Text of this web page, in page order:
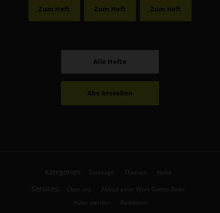
Zum Heft Zum Heft Zum Heft
Alle Hefte
Abo bestellen
Kategorien: Sonntage Themen Hefte
Services: Über uns
Ablauf einer Wort-Gottes-Feier
Autor werden
Redaktion